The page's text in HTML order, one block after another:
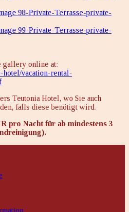
gallery online at:
hotel/vacation-rental-
Teutonia Hotel, wo Sie auch
falls diese benötigt wird.
pro Nacht für ab mindestens 3